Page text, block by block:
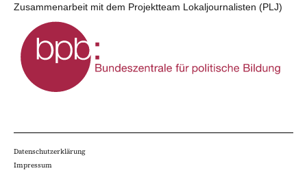
Zusammenarbeit mit dem Projektteam Lokaljournalisten (PLJ)
Datenschutzerklärung
Impressum